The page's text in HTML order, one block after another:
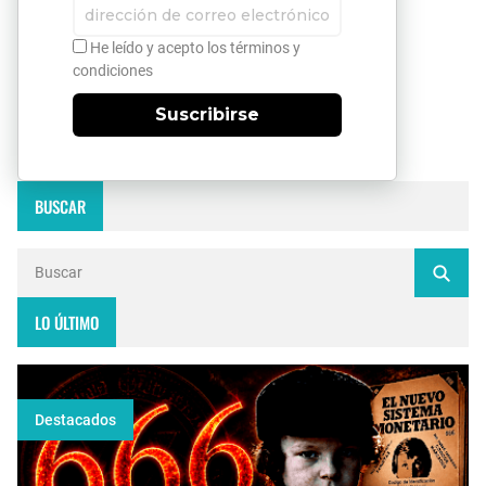
He leído y acepto los términos y
condiciones
Suscribirse
BUSCAR
LO ÚLTIMO
Destacados